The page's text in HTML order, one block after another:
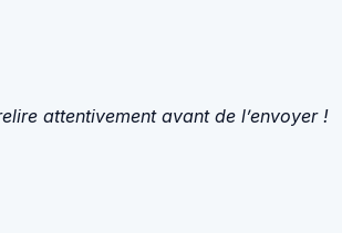
attentivement avant de l’envoyer !